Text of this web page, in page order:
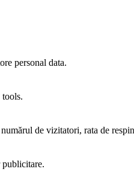
personal data.
de vizitatori, rata de
publicitare.